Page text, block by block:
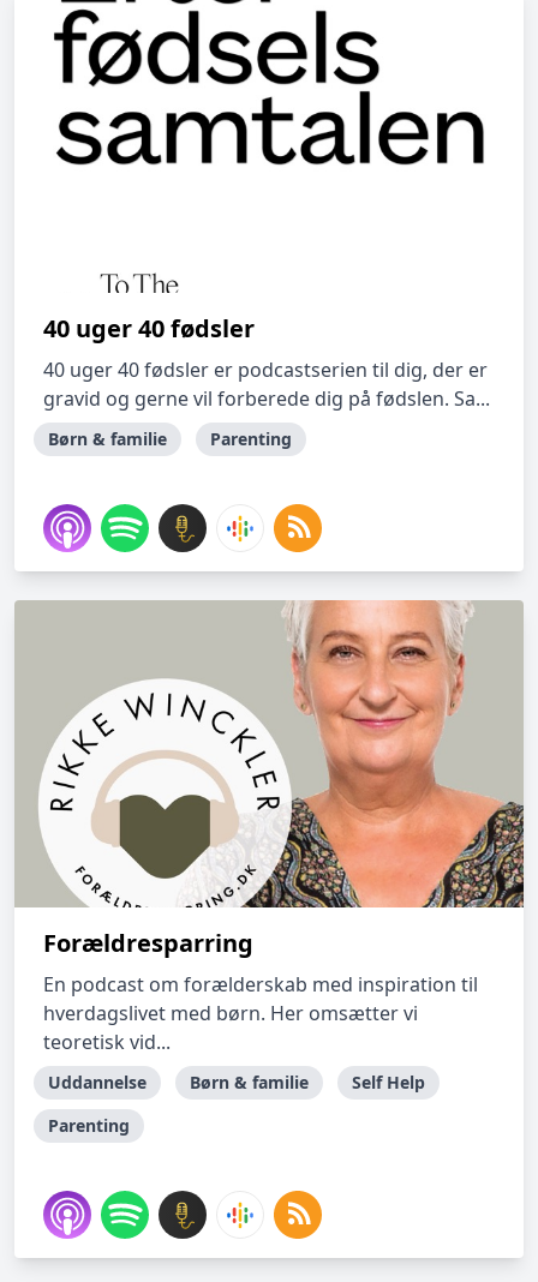
40 uger 40 fødsler
40 uger 40 fødsler er podcastserien til dig, der er
gravid og gerne vil forberede dig på fødslen. Sa...
Børn & familie Parenting
Forældresparring
En podcast om forælderskab med inspiration til
hverdagslivet med børn. Her omsætter vi
teoretisk vid...
Uddannelse Børn & familie
Self Help
Parenting